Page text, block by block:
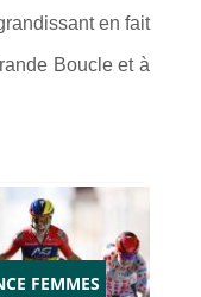
en fait
Boucle et à
FEMMES